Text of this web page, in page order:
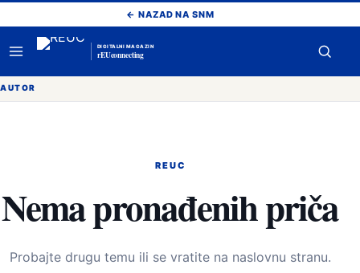
na
sadržaj
← NAZAD NA SNM
Otvori
meni
DIGITALNI MAGAZIN
rEUconnecting
AUTOR
REUC
Nema pronađenih priča
Probajte drugu temu ili se vratite na naslovnu stranu.